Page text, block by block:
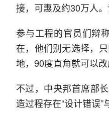
接，可惠及约30万人
参与工程的官员们辩
在，他们别无选择，
地，90度直角就可以改
不过，中央邦首席部
造过程存在“设计错误”